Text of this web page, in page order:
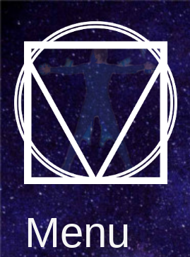
Menu